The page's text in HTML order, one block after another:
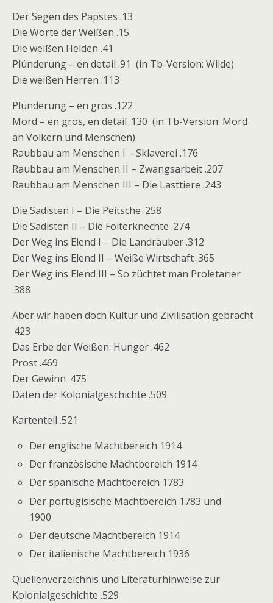
Der Segen des Papstes .13
Die Worte der Weißen .15
Die weißen Helden .41
Plünderung – en detail .91 (in Tb-Version: Wilde)
Die weißen Herren .113
Plünderung – en gros .122
Mord – en gros, en detail .130 (in Tb-Version: Mord
an Völkern und Menschen)
Raubbau am Menschen I – Sklaverei .176
Raubbau am Menschen II – Zwangsarbeit .207
Raubbau am Menschen III – Die Lasttiere .243
Die Sadisten I – Die Peitsche .258
Die Sadisten II – Die Folterknechte .274
Der Weg ins Elend I – Die Landräuber .312
Der Weg ins Elend II – Weiße Wirtschaft .365
Der Weg ins Elend III – So züchtet man Proletarier
.388
Aber wir haben doch Kultur und Zivilisation gebracht
.423
Das Erbe der Weißen: Hunger .462
Prost .469
Der Gewinn .475
Daten der Kolonialgeschichte .509
Kartenteil .521
Der englische Machtbereich 1914
Der französische Machtbereich 1914
Der spanische Machtbereich 1783
Der portugisische Machtbereich 1783 und
1900
Der deutsche Machtbereich 1914
Der italienische Machtbereich 1936
Quellenverzeichnis und Literaturhinweise zur
Kolonialgeschichte .529